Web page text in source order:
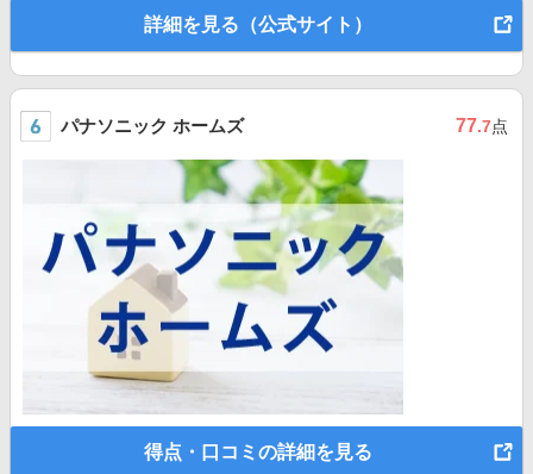
詳細を見る（公式サイト）
パナソニック ホームズ 77.7点
得点・口コミの詳細を見る